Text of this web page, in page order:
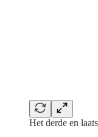
Het derde en